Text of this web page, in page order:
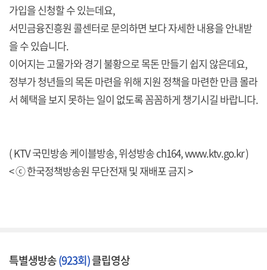
가입을 신청할 수 있는데요,
서민금융진흥원 콜센터로 문의하면 보다 자세한 내용을 안내받
을 수 있습니다.
이어지는 고물가와 경기 불황으로 목돈 만들기 쉽지 않은데요,
정부가 청년들의 목돈 마련을 위해 지원 정책을 마련한 만큼 몰라
서 혜택을 보지 못하는 일이 없도록 꼼꼼하게 챙기시길 바랍니다.
( KTV 국민방송 케이블방송, 위성방송 ch164,www.ktv.go.kr)
< ⓒ 한국정책방송원 무단전재 및 재배포 금지 >
특별생방송(923회)클립영상